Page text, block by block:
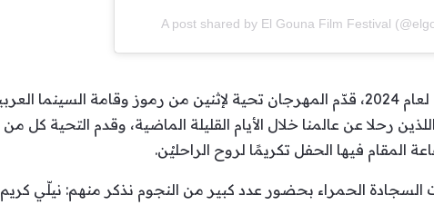
A post shared by El Gouna Film Festival
في تفاصيل الليلة الختامية من مهرجان الجونة السينمائي لعام 2024، قدّم المهرجان تحية لإثنين من رموز وقامة
عن عالمنا خلال الأيام القليلة الماضية، وقدم التحية كل من
فيها الحفل تكريمًا لروح الراحليْن.
السجادة الحمراء بحضور عدد كبير من النجوم نذكر منهم: نيلّي